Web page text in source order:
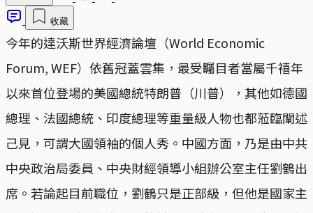
收藏
今年的達沃斯世界經濟論壇（World Economic
Forum, WEF）依舊冠蓋雲集，最受矚目者當屬千禧年
以來首位登場的美國總統特朗普（川普），其他如德國
總理、法國總統、印度總理等重量級人物也都蒞臨闡述
己見，可謂大國領袖的個人秀。中國方面，乃是由中共
中央政治局委員、中央財經領導小組辦公室主任劉鶴出
席。若論起目前職位，劉鶴只是正部級，但他是國家主